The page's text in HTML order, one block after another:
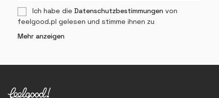
Ich habe die Datenschutzbestimmungenvon
feelgood.pl gelesen und stimme ihnen zu
Mehr anzeigen